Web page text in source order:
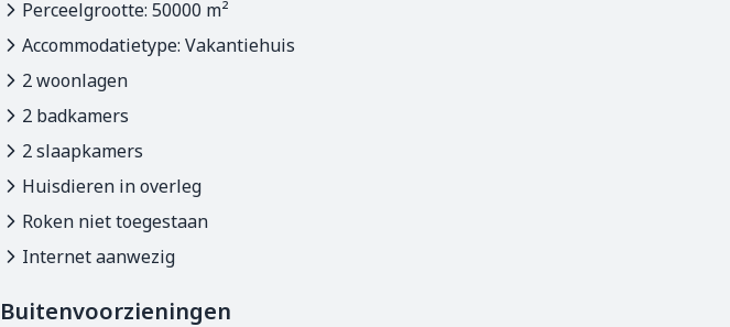
Perceelgrootte: 50000 m²
Accommodatietype: Vakantiehuis
2 woonlagen
2 badkamers
2 slaapkamers
Huisdieren in overleg
Roken niet toegestaan
Internet aanwezig
Buitenvoorzieningen